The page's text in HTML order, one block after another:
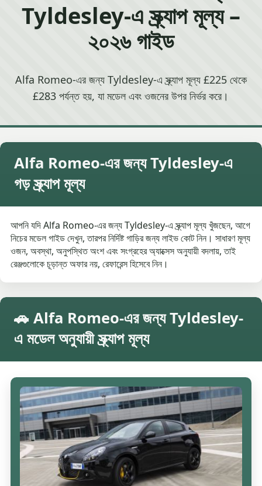
Tyldesley-এ স্ক্র্যাপ মূল্য –
২০২৬ গাইড
Alfa Romeo-এর জন্য Tyldesley-এ স্ক্র্যাপ মূল্য £225 থেকে
£283 পর্যন্ত হয়, যা মডেল এবং ওজনের উপর নির্ভর করে।
Alfa Romeo-এর জন্য Tyldesley-এ
গড় স্ক্র্যাপ মূল্য
আপনি যদি Alfa Romeo-এর জন্য Tyldesley-এ স্ক্র্যাপ মূল্য খুঁজছেন, আগে
নিচের মডেল গাইড দেখুন, তারপর নির্দিষ্ট গাড়ির জন্য লাইভ কোট নিন। সাধারণ মূল্য
ওজন, অবস্থা, অনুপস্থিত অংশ এবং সংগ্রহের অ্যাক্সেস অনুযায়ী বদলায়, তাই
রেঞ্জগুলোকে চূড়ান্ত অফার নয়, রেফারেন্স হিসেবে নিন।
🚗 Alfa Romeo-এর জন্য Tyldesley-
এ মডেল অনুযায়ী স্ক্র্যাপ মূল্য